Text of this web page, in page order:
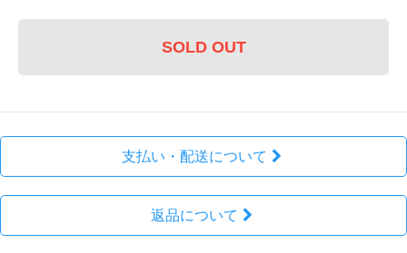
SOLD OUT
支払い・配送について
返品について